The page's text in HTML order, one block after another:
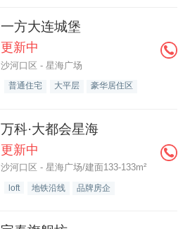
一方大连城堡
更新中
沙河口区 - 星海广场
普通住宅 大平层 豪华居住区
万科·大都会星海
更新中
沙河口区 - 星海广场/建面133-133m²
loft 地铁沿线 品牌房企